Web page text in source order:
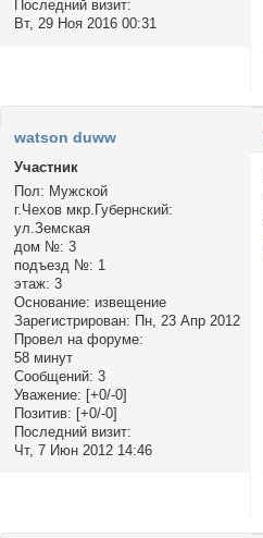
Последний визит:
Вт, 29 Ноя 2016 00:31
watson duww
Участник
Пол: Мужской
г.Чехов мкр.Губернский:
ул.Земская
дом №: 3
подъезд №: 1
этаж: 3
Основание: извещение
Зарегистрирован: Пн, 23 Апр 2012
Провел на форуме:
58 минут
Сообщений: 3
Уважение: [+0/-0]
Позитив: [+0/-0]
Последний визит:
Чт, 7 Июн 2012 14:46